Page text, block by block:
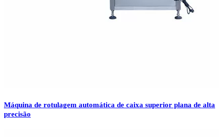
Máquina de rotulagem automática de caixa superior plana de alta
precisão